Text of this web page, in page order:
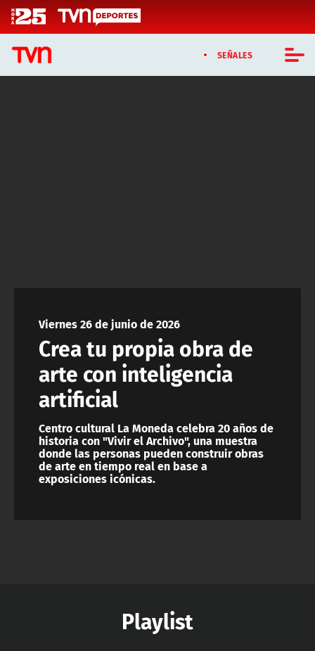
Click acá para ir directamente al contenido
SEÑALES
ACTUALIDAD Y TENDENCIAS
CORPORATIVO Y TRANSPARENCIA
ÁREA DE PROYECTOS
Viernes 26 de junio de 2026
Crea tu propia obra de
arte con inteligencia
artificial
Centro cultural La Moneda celebra 20 años de
historia con "Vivir el Archivo", una muestra
donde las personas pueden construir obras
de arte en tiempo real en base a
exposiciones icónicas.
Playlist